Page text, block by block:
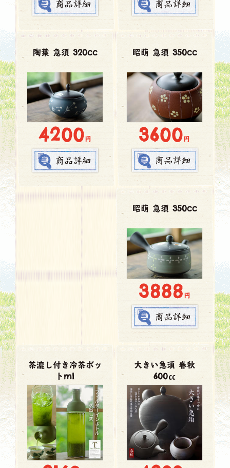
陶葉 急須 320cc
4200円
昭萌 急須 350cc
3600円
昭萌 急須 350cc
3888円
茶漉し付き冷茶ポッ
トml
大きい急須 春秋
600㏄